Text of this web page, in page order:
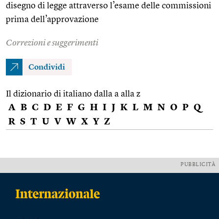
disegno di legge attraverso l’esame delle commissioni
prima dell’approvazione
Correzioni e suggerimenti
Condividi
Il dizionario di italiano dalla a alla z
A B C D E F G H I J K L M N O P Q
R S T U V W X Y Z
PUBBLICITÀ